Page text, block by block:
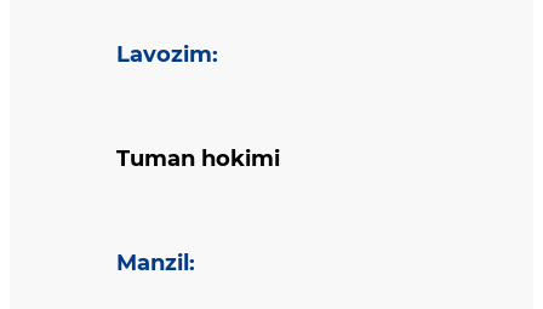
Lavozim:
Tuman hokimi
Manzil :